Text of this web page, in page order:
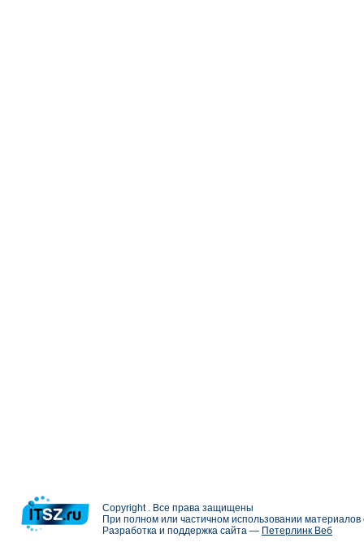
Copyright . Все права защищены
При полном или частичном использовании
Разработка и поддержка сайта — Петерлинк Веб